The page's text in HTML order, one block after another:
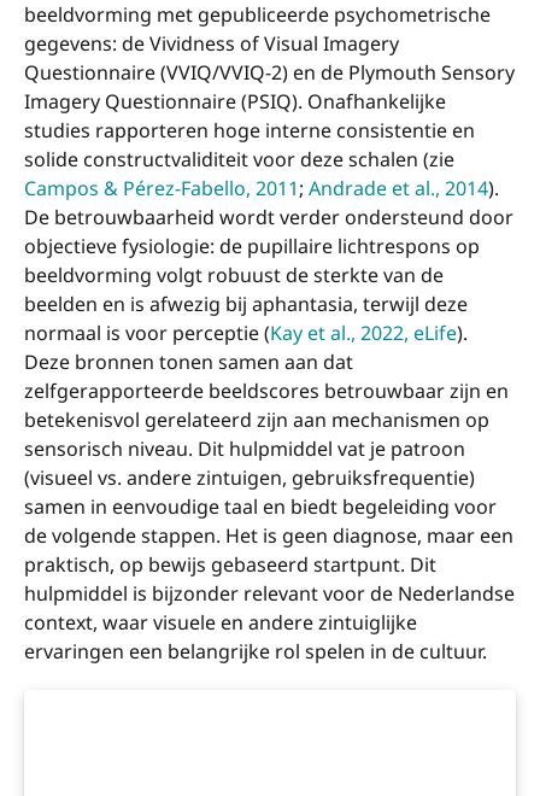
beeldvorming met gepubliceerde psychometrische
gegevens: de Vividness of Visual Imagery
Questionnaire (VVIQ/VVIQ-2) en de Plymouth Sensory
Imagery Questionnaire (PSIQ). Onafhankelijke
studies rapporteren hoge interne consistentie en
solide constructvaliditeit voor deze schalen (zie
Campos & Pérez-Fabello, 2011; Andrade et al., 2014).
De betrouwbaarheid wordt verder ondersteund door
objectieve fysiologie: de pupillaire lichtrespons op
beeldvorming volgt robuust de sterkte van de
beelden en is afwezig bij aphantasia, terwijl deze
normaal is voor perceptie (Kay et al., 2022, eLife).
Deze bronnen tonen samen aan dat
zelfgerapporteerde beeldscores betrouwbaar zijn en
betekenisvol gerelateerd zijn aan mechanismen op
sensorisch niveau. Dit hulpmiddel vat je patroon
(visueel vs. andere zintuigen, gebruiksfrequentie)
samen in eenvoudige taal en biedt begeleiding voor
de volgende stappen. Het is geen diagnose, maar een
praktisch, op bewijs gebaseerd startpunt. Dit
hulpmiddel is bijzonder relevant voor de Nederlandse
context, waar visuele en andere zintuiglijke
ervaringen een belangrijke rol spelen in de cultuur.